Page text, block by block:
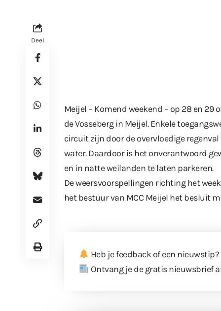
Deel
Meijel – Komend weekend – op 28 en 29
de Vosseberg in Meijel. Enkele
circuit zijn door de overvloedige
water. Daardoor is het onverantwoord
en in natte weilanden te laten parkeren.
De weersvoorspellingen richting het
het bestuur van MCC Meijel het besluit
Heb je feedback of een nieuwstip?
Ontvang je de gratis nieuwsbrief